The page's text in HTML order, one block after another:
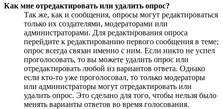
Как мне отредактировать или удалить опрос?
Так же, как и сообщения, опросы могут редактироваться
только их создателями, модераторами или
администраторами. Для редактирования опроса
перейдите к редактированию первого сообщения в теме;
опрос всегда связан именно с ним. Если никто не успел
проголосовать, то вы можете удалить опрос или
отредактировать любой из вариантов ответа. Однако
если кто-то уже проголосовал, то только модераторы
или администраторы могут отредактировать или
удалить опрос. Это сделано для того, чтобы нельзя было
менять варианты ответов во время голосования.